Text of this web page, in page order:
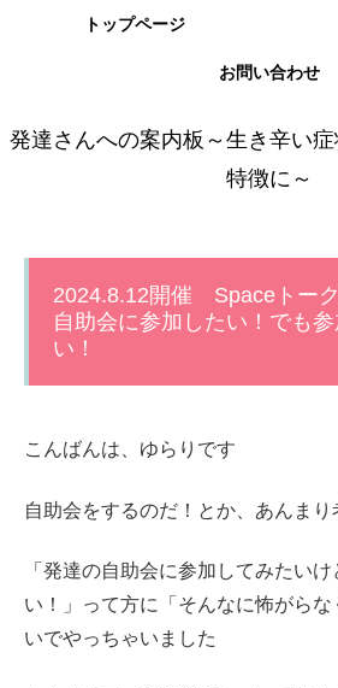
発達さんへの案内板～生き辛い
特徴に～
トップページ
お問い合わせ
2024.8.12開催 Spaceトー
自助会に参加したい！でも
い！
こんばんは、ゆらりです
自助会をするのだ！とか、あんまり
「発達の自助会に参加してみたい
い！」って方に「そんなに怖がら
いでやっちゃいました